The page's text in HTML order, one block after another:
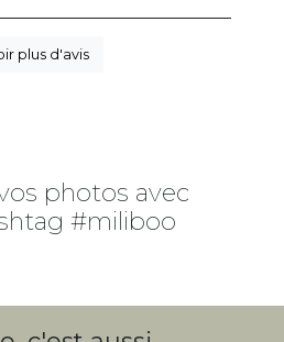
plus d'avis
photos avec
#miliboo